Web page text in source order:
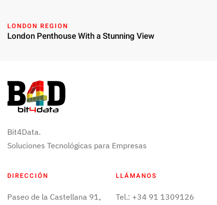
LONDON REGION
London Penthouse With a Stunning View
Bit4Data.
Soluciones Tecnológicas para Empresas
DIRECCIÓN
Paseo de la Castellana 91,
LLÁMANOS
Tel.: +34 91 1309126